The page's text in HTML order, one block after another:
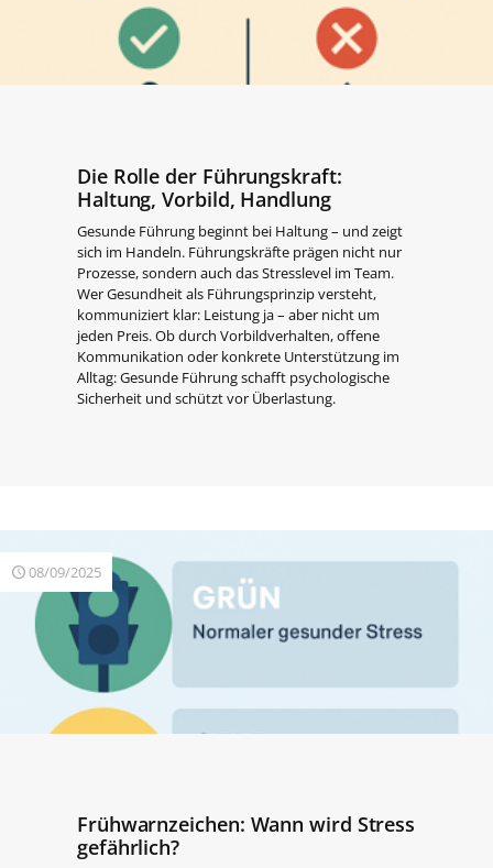
Die Rolle der Führungskraft:
Haltung, Vorbild, Handlung
Gesunde Führung beginnt bei Haltung – und zeigt
sich im Handeln. Führungskräfte prägen nicht nur
Prozesse, sondern auch das Stresslevel im Team.
Wer Gesundheit als Führungsprinzip versteht,
kommuniziert klar: Leistung ja – aber nicht um
jeden Preis. Ob durch Vorbildverhalten, offene
Kommunikation oder konkrete Unterstützung im
Alltag: Gesunde Führung schafft psychologische
Sicherheit und schützt vor Überlastung.
Frühwarnzeichen: Wann wird Stress
gefährlich?
08/09/2025